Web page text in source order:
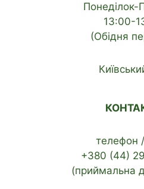
Понеділок-
13:00-
(Обідня
телефон
+380 (44)
(приймальна